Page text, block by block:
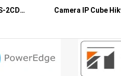
Camera IP Cube Hikvision DS-2CD2410F-IW